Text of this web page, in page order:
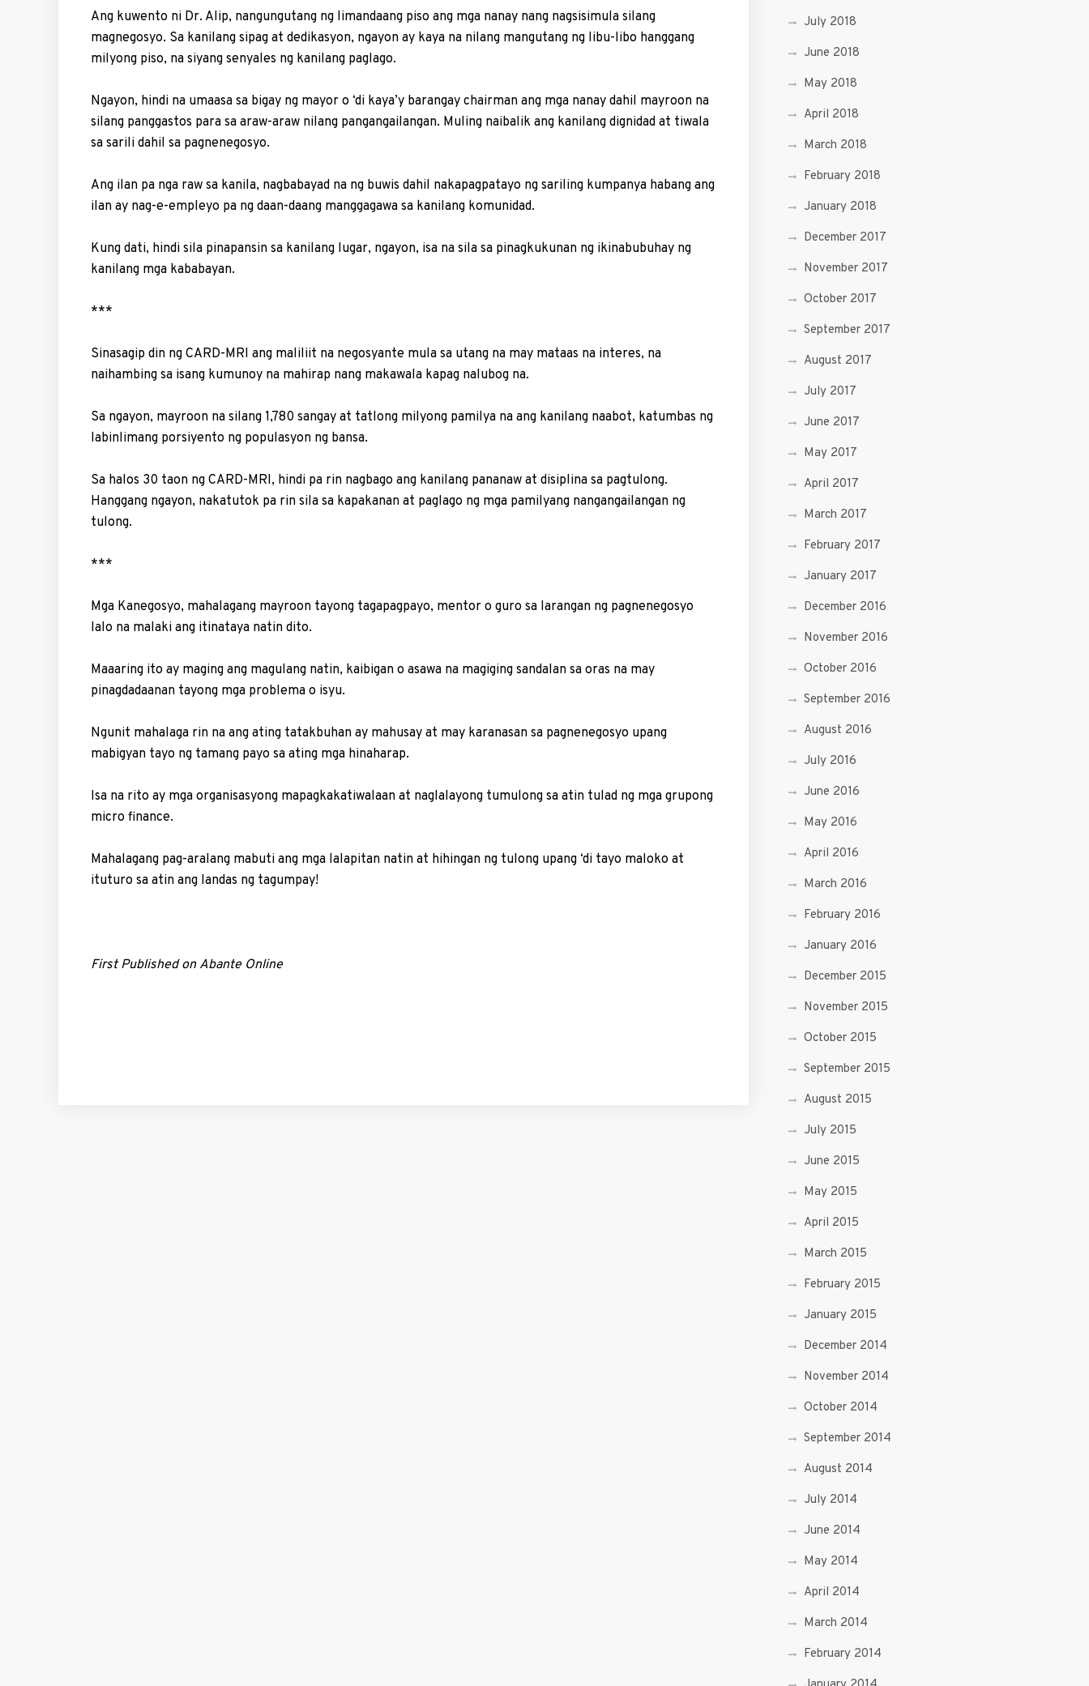
Ang kuwento ni Dr. Alip, nangungutang ng limandaang piso ang mga nanay nang nagsisimula silang
magnegosyo. Sa kanilang sipag at dedikasyon, ngayon ay kaya na nilang mangutang ng libu-libo hanggang
mil­yong piso, na siyang sen­yales ng kanilang pag­lago.
Ngayon, hindi na umaasa sa bigay ng mayor o ‘di kaya’y barangay chairman ang mga nanay dahil mayroon na
silang panggastos para sa araw-araw nilang pangangailangan. Muling naibalik ang kanilang dignidad at tiwala
sa sarili dahil sa pagnenegosyo.
Ang ilan pa nga raw sa kanila, nagbabayad na ng buwis dahil nakapagpatayo ng sariling kumpanya habang ang
ilan ay nag-e-empleyo pa ng daan-daang manggagawa sa kanilang komunidad.
Kung dati, hindi sila pinapansin sa kanilang lugar, ngayon, isa na sila sa pinagkukunan ng ikinabubuhay ng
kanilang mga kababayan.
***
Sinasagip din ng CARD-MRI ang maliliit na negosyante mula sa utang na may mataas na interes, na
naihambing sa isang kumunoy na mahirap nang makawala kapag nalubog na.
Sa ngayon, mayroon na silang 1,780 sangay at tatlong milyong pamilya na ang kanilang naabot, katumbas ng
labinlimang porsiyento ng populasyon ng bansa.
Sa halos 30 taon ng CARD-MRI, hindi pa rin nagbago ang kanilang pananaw at disiplina sa pagtulong.
Hanggang ngayon, nakatutok pa rin sila sa kapakanan at paglago ng mga pamil­yang nangangailangan ng
tulong.
***
Mga Kanegosyo, mahalagang mayroon ta­yong tagapagpayo, mentor o guro sa larangan ng pagnenegosyo
lalo na malaki ang itinataya natin dito.
Maaaring ito ay maging ang magulang natin, kaibigan o asawa na magiging sandalan sa oras na may
pinagdadaanan tayong mga problema o isyu.
Ngunit mahalaga rin na ang ating tatakbuhan ay mahusay at may karanasan sa pagnenegosyo upang
mabigyan tayo ng tamang payo sa ating mga hinaharap.
Isa na rito ay mga organisasyong mapagkakatiwalaan at naglalayong tumulong sa atin tulad ng mga grupong
micro finance.
Mahalagang pag-aralang mabuti ang mga lalapitan natin at hihingan ng tulong upang ‘di tayo maloko at
ituturo sa atin ang landas ng tagumpay!
First Published on Abante Online
July 2018
June 2018
May 2018
April 2018
March 2018
February 2018
January 2018
December 2017
November 2017
October 2017
September 2017
August 2017
July 2017
June 2017
May 2017
April 2017
March 2017
February 2017
January 2017
December 2016
November 2016
October 2016
September 2016
August 2016
July 2016
June 2016
May 2016
April 2016
March 2016
February 2016
January 2016
December 2015
November 2015
October 2015
September 2015
August 2015
July 2015
June 2015
May 2015
April 2015
March 2015
February 2015
January 2015
December 2014
November 2014
October 2014
September 2014
August 2014
July 2014
June 2014
May 2014
April 2014
March 2014
February 2014